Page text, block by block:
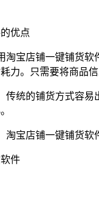
优点
淘宝店铺一键铺货
力。只需要将商品
传统的铺货方式容
淘宝店铺一键铺货
件